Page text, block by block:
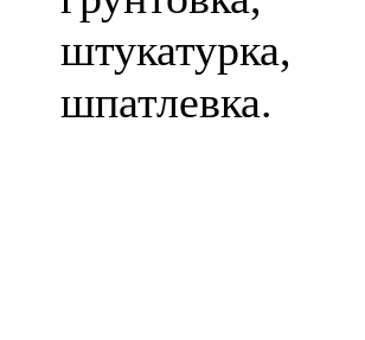
штукатурка,
шпатлевка.